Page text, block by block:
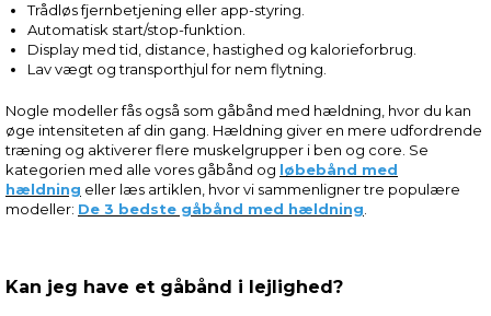
Trådløs fjernbetjening eller app-styring.
Automatisk start/stop-funktion.
Display med tid, distance, hastighed og kalorieforbrug.
Lav vægt og transporthjul for nem flytning.
Nogle modeller fås også som gåbånd med hældning, hvor du kan
øge intensiteten af din gang. Hældning giver en mere udfordrende
træning og aktiverer flere muskelgrupper i ben og core. Se
kategorien med alle vores gåbånd og løbebånd med
hældning eller læs artiklen, hvor vi sammenligner tre populære
modeller: De 3 bedste gåbånd med hældning.
Kan jeg have et gåbånd i lejlighed?